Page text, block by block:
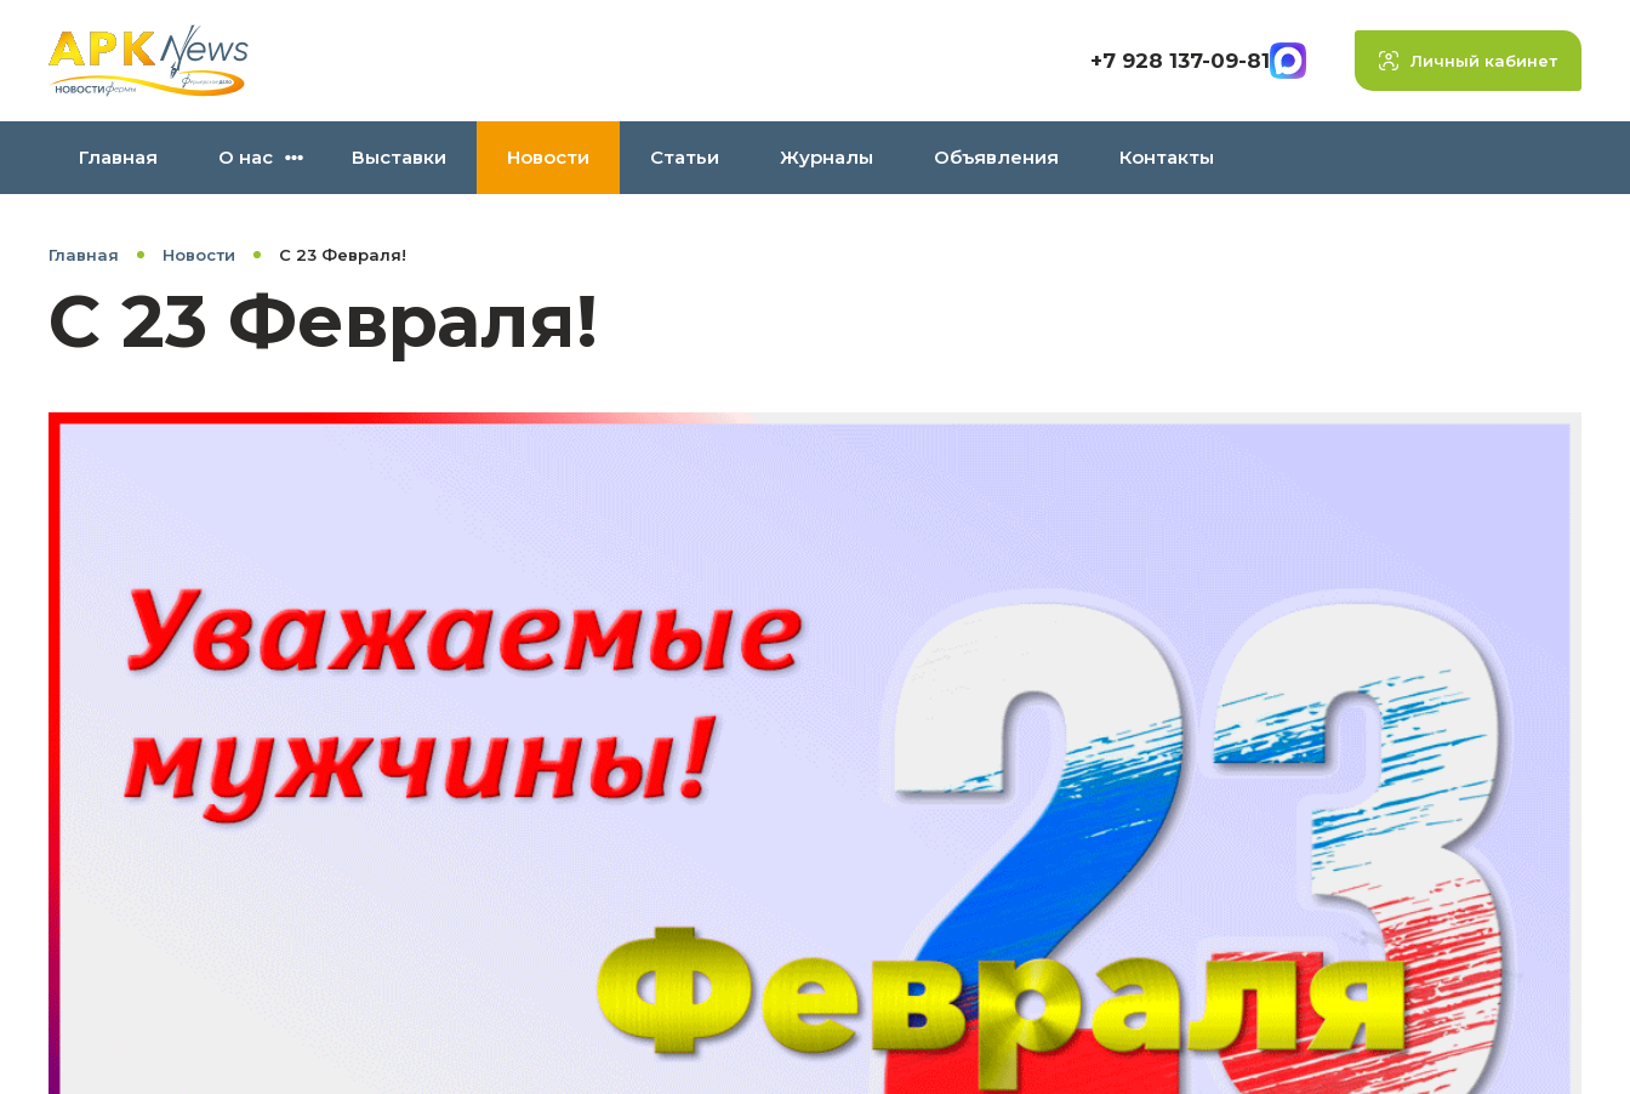
+7 928 137-09-81 Личный кабинет
Главная О нас Выставки Новости Статьи Журналы Объявления Контакты
Главная Новости С 23 Февраля!
С 23 Февраля!